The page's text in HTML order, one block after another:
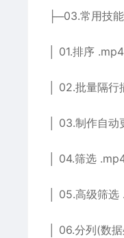
├─03.常用技
│ 01.排序 .mp4
│ 02.批量隔
│ 03.制作自
│ 04.筛选
│ 05.高级筛
│ 06.分列(数